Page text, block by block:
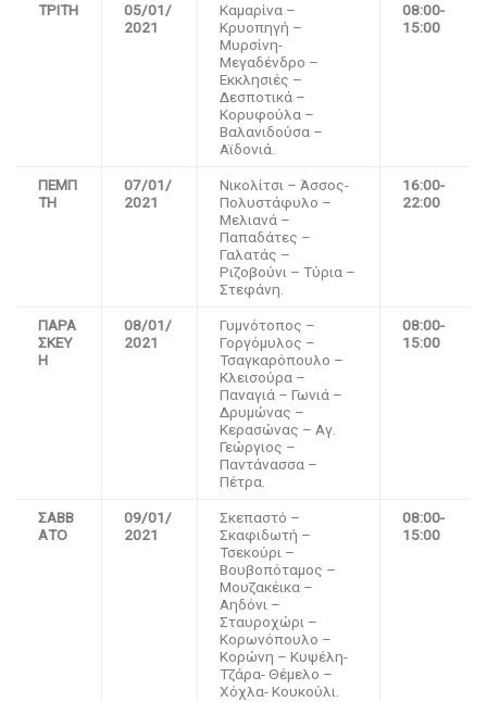
ΤΡΙΤΗ 05/01/
2021
Καμαρίνα –
Κρυοπηγή –
Μυρσίνη-
Μεγαδένδρο –
Εκκλησιές –
Δεσποτικά –
Κορυφούλα –
Βαλανιδούσα –
Αϊδονιά.
08:00-
15:00
ΠΕΜΠ
ΤΗ
07/01/
2021
Νικολίτσι – Άσσος-
Πολυστάφυλο –
Μελιανά –
Παπαδάτες –
Γαλατάς –
Ριζοβούνι – Τύρια –
Στεφάνη.
16:00-
22:00
ΠΑΡΑ
ΣΚΕΥ
H
08/01/
2021
Γυμνότοπος –
Γοργόμυλος –
Τσαγκαρόπουλο –
Κλεισούρα –
Παναγιά – Γωνιά –
Δρυμώνας –
Κερασώνας – Αγ.
Γεώργιος –
Παντάνασσα –
Πέτρα.
08:00-
15:00
ΣΑΒΒ
ΑΤΟ
09/01/
2021
Σκεπαστό –
Σκαφιδωτή –
Τσεκούρι –
Βουβοπόταμος –
Μουζακέικα –
Αηδόνι –
Σταυροχώρι –
Κορωνόπουλο –
Κορώνη – Κυψέλη-
Τζάρα- Θέμελο –
Χόχλα- Κουκούλι.
08:00-
15:00